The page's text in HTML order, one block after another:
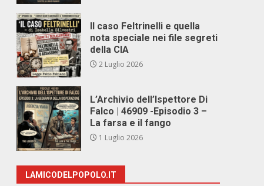
Il caso Feltrinelli e quella
nota speciale nei file segreti
della CIA
2 Luglio 2026
L’Archivio dell’Ispettore Di
Falco | 46909 -Episodio 3 –
La farsa e il fango
1 Luglio 2026
LAMICODELPOPOLO.IT